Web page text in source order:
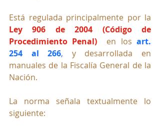
Ley 906 de 2004 (Código de
Procedimiento Penal) en los art.
254 al 266, y desarrollada en
manuales de la Fiscalía General de la
Nación.
La norma señala textualmente lo
siguiente: